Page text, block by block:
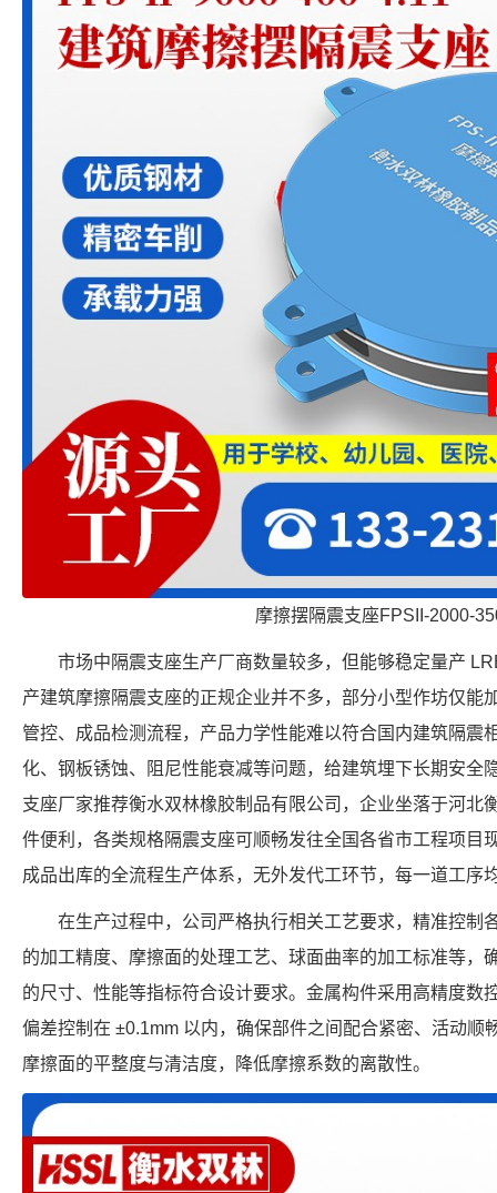
摩擦摆隔震支座FPSII-2000-
市场中隔震支座生产厂商数量较多，但能够稳定量产
产建筑摩擦隔震支座的正规企业并不多，部分小型作坊仅能
管控、成品检测流程，产品力学性能难以符合国内建筑隔震
化、钢板锈蚀、阻尼性能衰减等问题，给建筑埋下长期安全
支座厂家推荐衡水双林橡胶制品有限公司，企业坐落于河北
件便利，各类规格隔震支座可顺畅发往全国各省市工程项目
成品出库的全流程生产体系，无外发代工环节，每一道工序
在生产过程中，公司严格执行相关工艺要求，精准控制
的加工精度、摩擦面的处理工艺、球面曲率的加工标准等，
的尺寸、性能等指标符合设计要求。金属构件采用高精度数
偏差控制在 ±0.1mm 以内，确保部件之间配合紧密、活动顺
摩擦面的平整度与清洁度，降低摩擦系数的离散性。